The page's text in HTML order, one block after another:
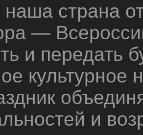
страна
—
и передать
культурное
и